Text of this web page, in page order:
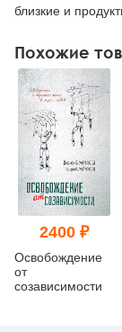
близкие и
Похожие
2400 ₽
Освобождение
от
созависимости